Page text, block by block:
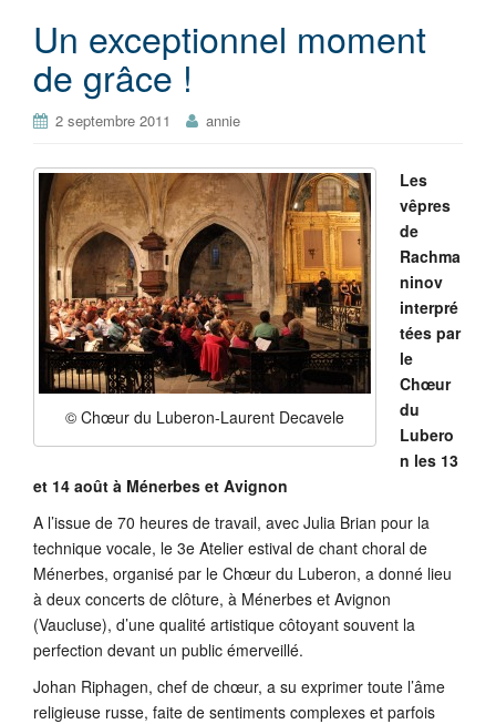
Un exceptionnel moment
de grâce !
2 septembre 2011 annie
© Chœur du Luberon-Laurent Decavele
Les
vêpres
de
Rachma
ninov
interpré
tées par
le
Chœur
du
Lubero
n les 13
et 14 août à Ménerbes et Avignon
A l’issue de 70 heures de travail, avec Julia Brian pour la
technique vocale, le 3e Atelier estival de chant choral de
Ménerbes, organisé par le Chœur du Luberon, a donné lieu
à deux concerts de clôture, à Ménerbes et Avignon
(Vaucluse), d’une qualité artistique côtoyant souvent la
perfection devant un public émerveillé.
Johan Riphagen, chef de chœur, a su exprimer toute l’âme
religieuse russe, faite de sentiments complexes et parfois